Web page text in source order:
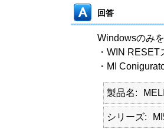
回答
Windowsのみ
・WIN
・MI
製品名
シリーズ